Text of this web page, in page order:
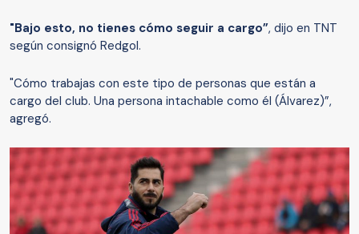
"Bajo esto, no tienes cómo seguir a cargo”, dijo en TNT
según consignó Redgol.
"Cómo trabajas con este tipo de personas que están a
cargo del club. Una persona intachable como él (Álvarez)”,
agregó.